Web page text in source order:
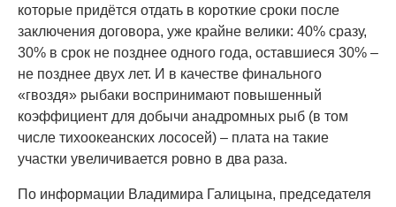
которые придётся отдать в короткие сроки после
заключения договора, уже крайне велики: 40% сразу,
30% в срок не позднее одного года, оставшиеся 30% –
не позднее двух лет. И в качестве финального
«гвоздя» рыбаки воспринимают повышенный
коэффициент для добычи анадромных рыб (в том
числе тихоокеанских лососей) – плата на такие
участки увеличивается ровно в два раза.
По информации Владимира Галицына, председателя